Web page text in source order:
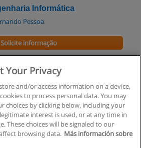
Informática
Pessoa
Solicite informação
do Ambiente
Solicite informação
Your Privacy
and/or access information on a device,
to process personal data. You may
choices by clicking below, including your
interest is used, or at any time in
These choices will be signaled to our
browsing data. Más información sobre